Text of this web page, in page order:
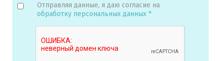
Отправляя данные, я даю согласие на
обработку персональных данных *